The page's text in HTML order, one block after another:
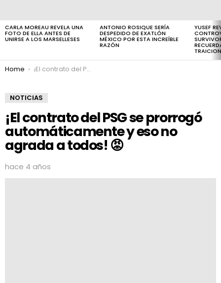
CARLA MOREAU REVELA UNA
FOTO DE ELLA ANTES DE
UNIRSE A LOS MARSELLESES
ANTONIO ROSIQUE SERÍA
DESPEDIDO DE EXATLÓN
MÉXICO POR ESTA INCREÍBLE
RAZÓN
YUSEF
You are here:
Home ¡El contrato del PSG se prorrogó automáticamente y eso no agrada a todos! 😡
NOTICIAS
¡El contrato del PSG se prorrogó
automáticamente y eso no
agrada a todos! 😡
hace 4 años